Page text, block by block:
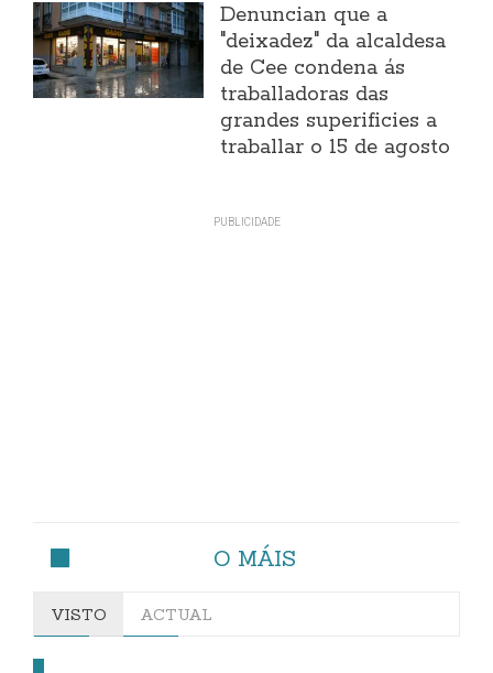
Denuncian que a
"deixadez" da alcaldesa
de Cee condena ás
traballadoras das
grandes superificies a
traballar o 15 de agosto
O MÁIS
VISTO ACTUAL